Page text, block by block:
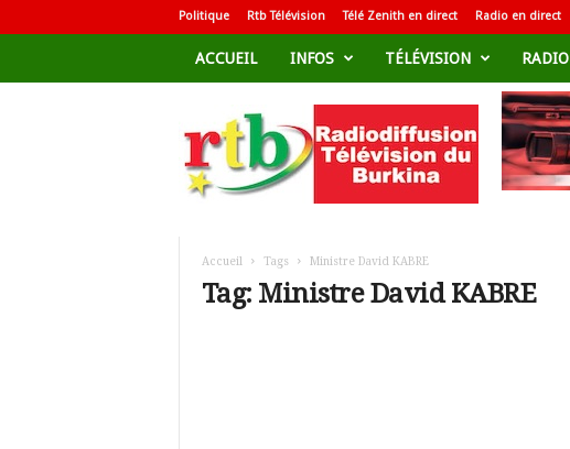
Politique Rtb Télévision Télé Zenith en direct Radio en direct
ACCUEIL INFOS TÉLÉVISION RADIO
d
i
Accueil Tags Ministre David KABRE
Tag: Ministre David KABRE